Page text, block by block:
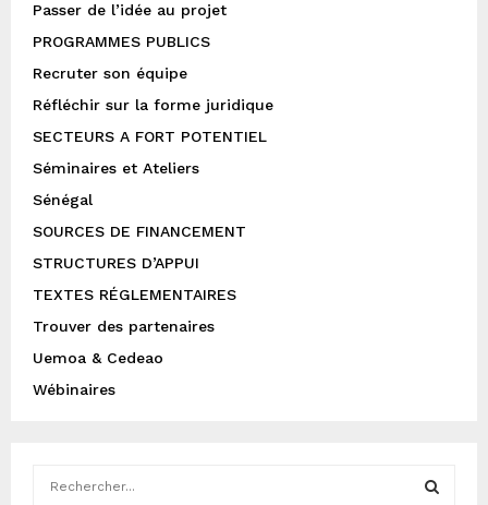
Passer de l’idée au projet
PROGRAMMES PUBLICS
Recruter son équipe
Réfléchir sur la forme juridique
SECTEURS A FORT POTENTIEL
Séminaires et Ateliers
Sénégal
SOURCES DE FINANCEMENT
STRUCTURES D’APPUI
TEXTES RÉGLEMENTAIRES
Trouver des partenaires
Uemoa & Cedeao
Wébinaires